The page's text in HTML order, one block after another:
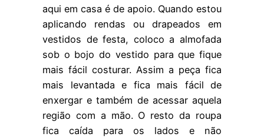
aqui em casa é de apoio. Quando estou
aplicando rendas ou drapeados em
vestidos de festa, coloco a almofada
sob o bojo do vestido para que fique
mais fácil costurar. Assim a peça fica
mais levantada e fica mais fácil de
enxergar e também de acessar aquela
região com a mão. O resto da roupa
fica caída para os lados e não